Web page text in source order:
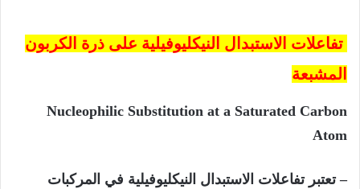
تفاعلات الاستبدال النيكليوفيلية على ذرة الكربون
المشبعة
Nucleophilic Substitution at a Saturated Carbon
Atom
– تعتبر تفاعلات الاستبدال النيكليوفيلية في المركبات